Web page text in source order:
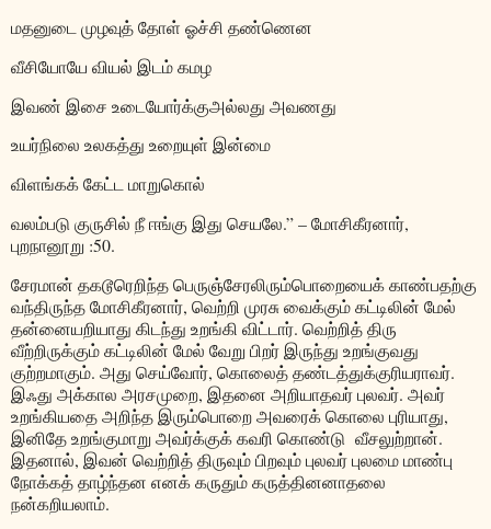
மதனுடை முழவுத் தோள் ஓச்சி தண்ணென
வீசியோயே வியல் இடம் கமழ
இவண் இசை உடையோர்க்குஅல்லது அவணது
உயர்நிலை உலகத்து உறையுள் இன்மை
விளங்கக் கேட்ட மாறுகொல்
வலம்படு குருசில் நீ ஈங்கு இது செயலே.” –மோசிகீரனார்,
புறநானூறு :50.
சேரமான் தகடூரெறிந்த பெருஞ்சேரலிரும்பொறையைக் காண்பதற்கு
வந்திருந்த மோசிகீரனார், வெற்றி முரசு வைக்கும் கட்டிலின் மேல்
தன்னையறியாது கிடந்து உறங்கி விட்டார். வெற்றித் திரு
வீற்றிருக்கும் கட்டிலின் மேல் வேறு பிறர் இருந்து உறங்குவது
குற்றமாகும். அது செய்வோர், கொலைத் தண்டத்துக்குரியராவர்.
இஃது அக்கால அரசமுறை, இதனை அறியாதவர் புலவர். அவர்
உறங்கியதை அறிந்த இரும்பொறை அவரைக் கொலை புரியாது,
இனிதே உறங்குமாறு அவர்க்குக் கவரி கொண்டு வீசலுற்றான்.
இதனால், இவன் வெற்றித் திருவும் பிறவும் புலவர் புலமை மாண்பு
நோக்கத் தாழ்ந்தன எனக் கருதும் கருத்தினனாதலை
நன்கறியலாம்.